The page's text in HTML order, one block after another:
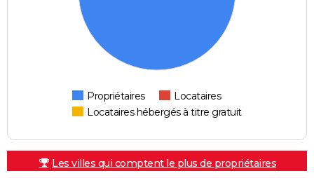
Propriétaires
Locataires
Locataires hébergés à titre gratuit
Les villes qui comptent le plus de propriétaires